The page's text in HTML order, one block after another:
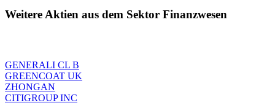
Weitere Aktien aus dem Sektor Finanzwesen
GENERALI CL B
GREENCOAT UK
ZHONGAN
CITIGROUP INC